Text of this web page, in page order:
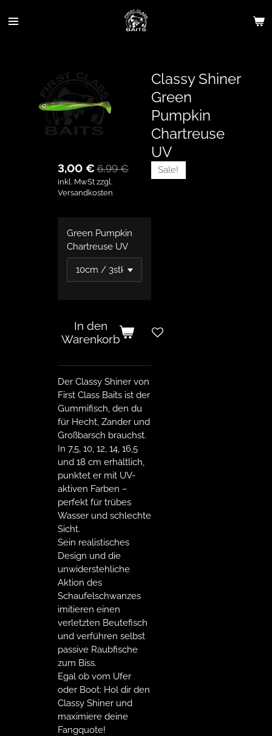
Hauptinhalt
Classy Shiner
Green
Pumpkin
Chartreuse
UV
Sale!
3,00 € 6,99 €
inkl. MwSt zzgl.
Versandkosten
Green Pumpkin
Chartreuse UV
In den
Warenkorb
Der Classy Shiner von
First Class Baits ist der
Gummifisch, den du
für Hecht, Zander und
Großbarsch brauchst.
In 7,5, 10, 12, 14, 16,5
und 18 cm erhältlich,
punktet er mit UV-
aktiven Farben –
perfekt für trübes
Wasser und schlechte
Sicht.
Sein realistisches
Design und die
unwiderstehliche
Aktion des
Schaufelschwanzes
imitieren einen
verletzten Beutefisch
und verführen selbst
passive Raubfische
zum Biss.
Egal ob vom Ufer
oder Boot: Hol dir den
Classy Shiner und
maximiere deine
Fangquote!